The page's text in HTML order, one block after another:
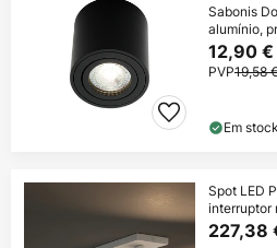
Sabonis
alumínio,
12,90 €
PVP19,58
Em stock
Spot LED
interruptor
227,38